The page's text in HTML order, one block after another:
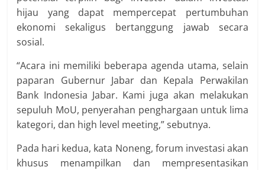
hijau yang dapat mempercepat pertumbuhan
ekonomi sekaligus bertanggung jawab secara
sosial.
“Acara ini memiliki beberapa agenda utama, selain
paparan Gubernur Jabar dan Kepala Perwakilan
Bank Indonesia Jabar. Kami juga akan melakukan
sepuluh MoU, penyerahan penghargaan untuk lima
kategori, dan high level meeting,” sebutnya.
Pada hari kedua, kata Noneng, forum investasi akan
khusus menampilkan dan mempresentasikan